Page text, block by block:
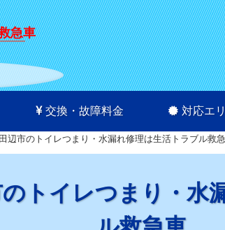
急車
交換・故障料金 対応エ
辺市のトイレつまり・水漏れ修理は生活トラブル救
トイレつまり・水